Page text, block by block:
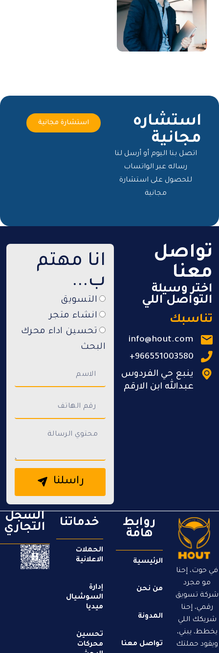
استشاره
مجانية
اتصل بنا اليوم أو أرسل لنا
رساله عبر الواتساب
للحصول على استشارة
مجانية
استشارة مجانية
تواصل
معنا
اختر وسيلة
التواصل اللي
تناسبك
info@hout.com
966551003580+
ينبع حي الفردوس
عبدالله ابن الارقم
انا مهتم
ب...
التسويق
انشاء متجر
تحسين اداء محرك
البحث
راسلنا
في حوت، إحنا
مو مجرد
شركة تسويق
رقمي، إحنا
شريكك اللي
يخطط، يبني،
ويقود حملتك
روابط
هامة
الرئيسية
من نحن
المدونة
تواصل معنا
خدماتنا
الحملات
الاعلانية
إدارة
السوشيال
ميديا​
تحسين
محركات
السجل
التجاري